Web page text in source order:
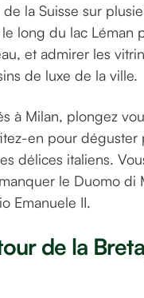
la Suisse sur
long du lac Léman
et admirer les
de luxe de la ville.
à Milan, plongez
en pour déguster
délices italiens.
le Duomo di
Emanuele II.
de la